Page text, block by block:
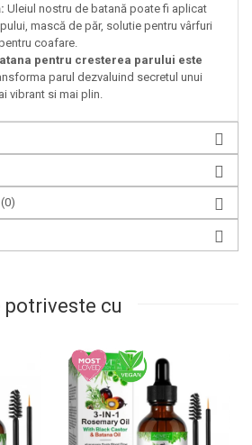
Uleiul nostru de batană poate fi aplicat
mască de păr, solutie pentru vârfuri
coafare.
pentru cresterea parului este
parul dezvaluind secretul unui
vibrant si mai plin.
(0)
potriveste cu